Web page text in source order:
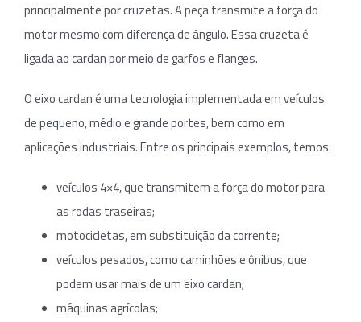
principalmente por cruzetas. A peça transmite a força do
motor mesmo com diferença de ângulo. Essa cruzeta é
ligada ao cardan por meio de garfos e flanges.
O eixo cardan é uma tecnologia implementada em veículos
de pequeno, médio e grande portes, bem como em
aplicações industriais. Entre os principais exemplos, temos:
veículos 4×4, que transmitem a força do motor para
as rodas traseiras;
motocicletas, em substituição da corrente;
veículos pesados, como caminhões e ônibus, que
podem usar mais de um eixo cardan;
máquinas agrícolas;